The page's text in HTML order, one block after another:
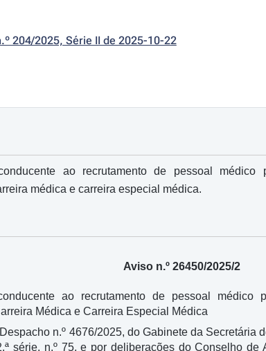
204/2025, Série II de 2025-10-22
ao recrutamento de pessoal
médica e carreira especial médica.
Aviso n.º 26450/2025/2
ao recrutamento de pessoal
Médica e Carreira Especial Médica
n.º 4676/2025, do Gabinete da Secretária
série, n.º 75, e por deliberações do Conselho